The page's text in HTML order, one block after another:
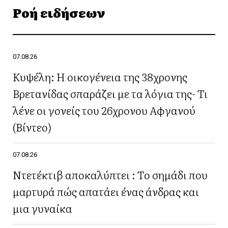
Ροή ειδήσεων
07.08.26
Κυψέλη: Η οικογένεια της 38χρονης
Βρετανίδας σπαράζει με τα λόγια της- Τι
λένε οι γονείς του 26χρονου Αφγανού
(Βίντεο)
07.08.26
Ντετέκτιβ αποκαλύπτει : Το σημάδι που
μαρτυρά πώς απατάει ένας άνδρας και
μια γυναίκα